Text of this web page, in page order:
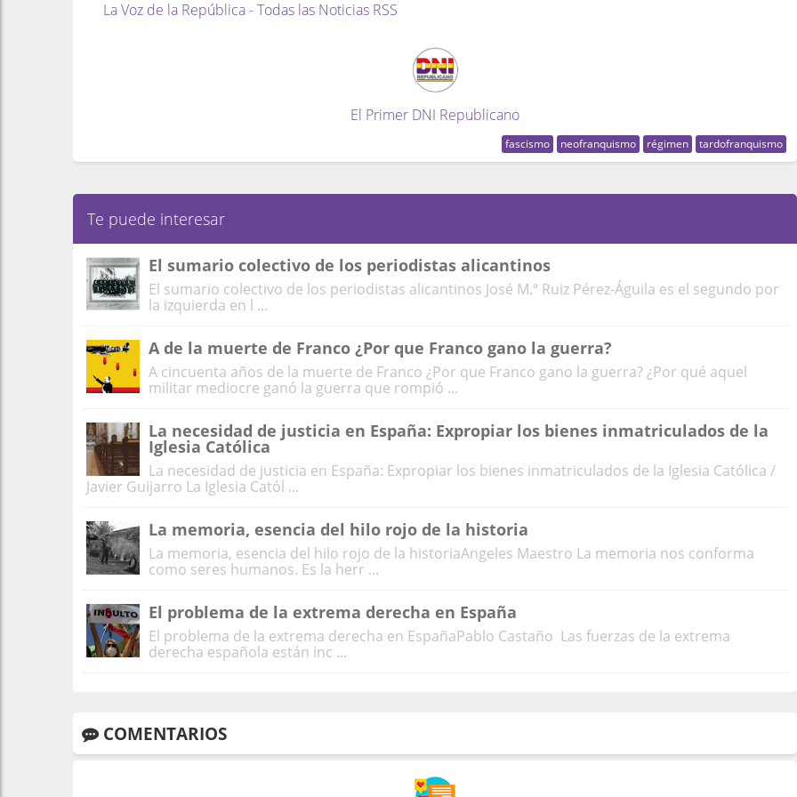
La Voz de la República - Todas las Noticias RSS
El Primer DNI Republicano
fascismo neofranquismo régimen tardofranquismo
Te puede interesar
El sumario colectivo de los periodistas alicantinos
El sumario colectivo de los periodistas alicantinos José M.ª Ruiz Pérez-Águila es el segundo por
la izquierda en l ...
A de la muerte de Franco ¿Por que Franco gano la guerra?
A cincuenta años de la muerte de Franco ¿Por que Franco gano la guerra? ¿Por qué aquel
militar mediocre ganó la guerra que rompió ...
La necesidad de justicia en España: Expropiar los bienes inmatriculados de la
Iglesia Católica
La necesidad de justicia en España: Expropiar los bienes inmatriculados de la Iglesia Católica /
Javier Guijarro La Iglesia Catól ...
La memoria, esencia del hilo rojo de la historia
La memoria, esencia del hilo rojo de la historiaAngeles Maestro La memoria nos conforma
como seres humanos. Es la herr ...
El problema de la extrema derecha en España
El problema de la extrema derecha en EspañaPablo Castaño Las fuerzas de la extrema
derecha española están inc ...
COMENTARIOS